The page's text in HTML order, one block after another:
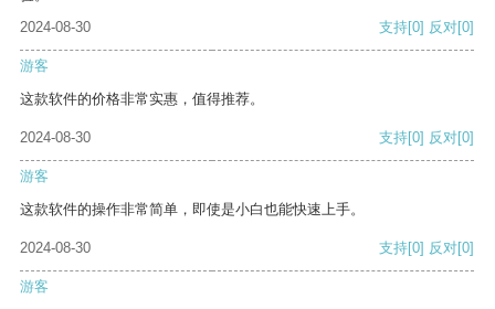
2024-08-30
支持[0] 反对[0]
游客
这款软件的价格非常实惠，值得推荐。
2024-08-30 支持[0] 反对[0]
游客
这款软件的操作非常简单，即使是小白也能快速上手。
2024-08-30 支持[0] 反对[0]
游客